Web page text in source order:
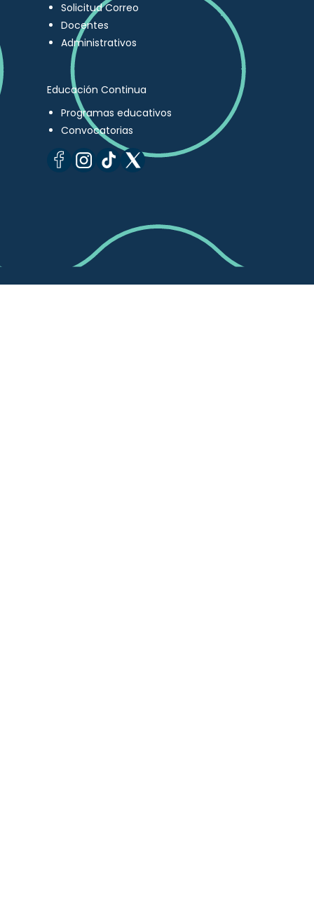
Solicitud Correo
Docentes
Administrativos
Educación Continua
Programas educativos
Convocatorias